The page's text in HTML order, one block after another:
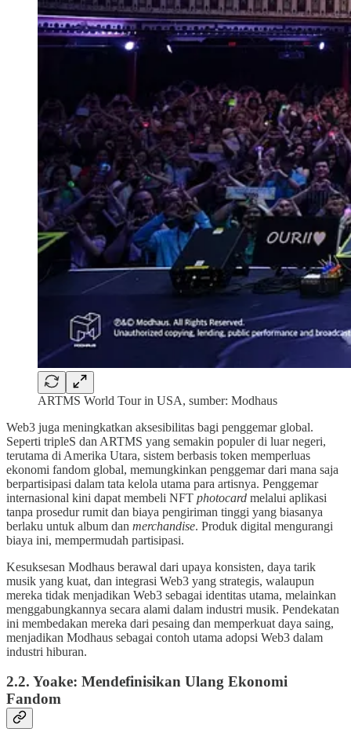
ARTMS World Tour in USA, sumber: Modhaus
Web3 juga meningkatkan aksesibilitas bagi penggemar global.
Seperti tripleS dan ARTMS yang semakin populer di luar negeri,
terutama di Amerika Utara, sistem berbasis token memperluas
ekonomi fandom global, memungkinkan penggemar dari mana saja
berpartisipasi dalam tata kelola utama para artisnya. Penggemar
internasional kini dapat membeli NFT photocard melalui aplikasi
tanpa prosedur rumit dan biaya pengiriman tinggi yang biasanya
berlaku untuk album dan merchandise. Produk digital mengurangi
biaya ini, mempermudah partisipasi.
Kesuksesan Modhaus berawal dari upaya konsisten, daya tarik
musik yang kuat, dan integrasi Web3 yang strategis, walaupun
mereka tidak menjadikan Web3 sebagai identitas utama, melainkan
menggabungkannya secara alami dalam industri musik. Pendekatan
ini membedakan mereka dari pesaing dan memperkuat daya saing,
menjadikan Modhaus sebagai contoh utama adopsi Web3 dalam
industri hiburan.
2.2. Yoake: Mendefinisikan Ulang Ekonomi
Fandom